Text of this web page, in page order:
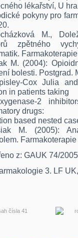
lékařství, U
pokyny pro
M.,
zpětného
M. (2004):
bolesti. Postgrad.
Cox Julia
in patients taking
2
drugs:
based nested
M. (2005):
z: GAUK 74/
3. LF
čísla 41